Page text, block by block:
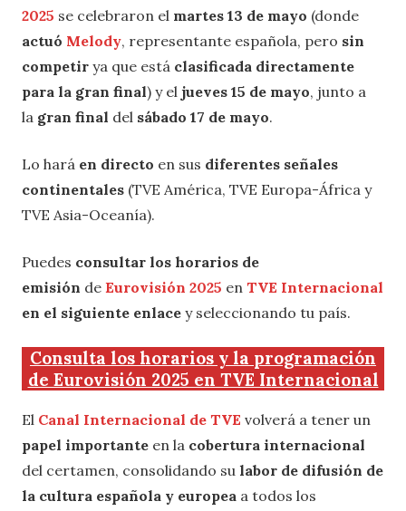
2025 se celebraron el martes 13 de mayo (donde
actuó Melody, representante española, pero sin
competir ya que está clasificada directamente
para la gran final) y el jueves 15 de mayo, junto a
la gran final del sábado 17 de mayo.
Lo hará en directo en sus diferentes señales
continentales (TVE América, TVE Europa-África y
TVE Asia-Oceanía).
Puedes consultar los horarios de
emisión de Eurovisión 2025 en TVE Internacional
en el siguiente enlace y seleccionando tu país.
Consulta los horarios y la programación
de Eurovisión 2025 en TVE Internacional
El Canal Internacional de TVE volverá a tener un
papel importante en la cobertura internacional
del certamen, consolidando su labor de difusión de
la cultura española y europea a todos los